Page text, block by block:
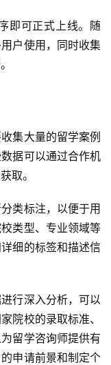
即可正式上线。随
户使用，同时收集
集大量的留学案例
据可以通过合作机
取。
类标注，以便于用
类型、专业领域等
细的标签和描述信
行深入分析，可以
院校的录取标准、
留学咨询师提供有
申请前景和制定个